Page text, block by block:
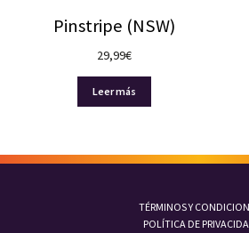
Pinstripe (NSW)
29,99€
Leer más
TÉRMINOS Y
POLÍTICA DE